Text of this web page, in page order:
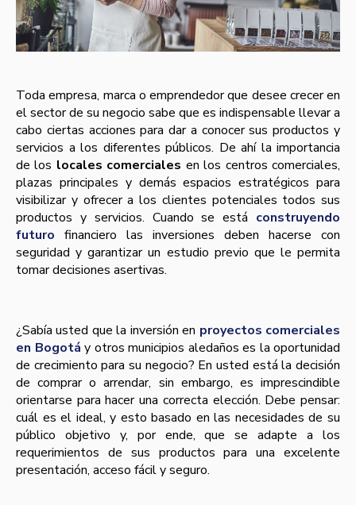
Toda empresa, marca o emprendedor que desee crecer en
el sector de su negocio sabe que es indispensable llevar a
cabo ciertas acciones para dar a conocer sus productos y
servicios a los diferentes públicos. De ahí la importancia
de los locales comerciales en los centros comerciales,
plazas principales y demás espacios estratégicos para
visibilizar y ofrecer a los clientes potenciales todos sus
productos y servicios. Cuando se está construyendo
futuro financiero las inversiones deben hacerse con
seguridad y garantizar un estudio previo que le permita
tomar decisiones asertivas.
¿Sabía usted que la inversión en proyectos comerciales
en Bogotá y otros municipios aledaños es la oportunidad
de crecimiento para su negocio? En usted está la decisión
de comprar o arrendar, sin embargo, es imprescindible
orientarse para hacer una correcta elección. Debe pensar:
cuál es el ideal, y esto basado en las necesidades de su
público objetivo y, por ende, que se adapte a los
requerimientos de sus productos para una excelente
presentación, acceso fácil y seguro.